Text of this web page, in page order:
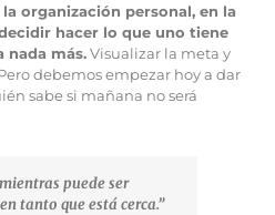
organización personal, en la
hacer lo que uno tiene
nada más.Visualizar la meta y
debemos empezar hoy a dar
sabe si mañana no será
puede ser
tanto que está cerca.”